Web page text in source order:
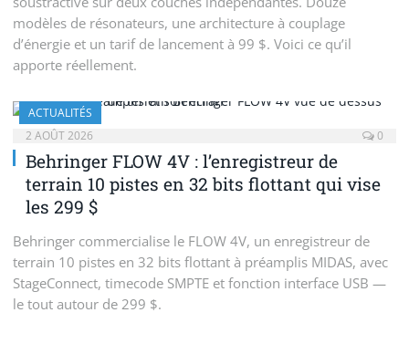
modèles de résonateurs, une architecture à couplage
d’énergie et un tarif de lancement à 99 $. Voici ce qu’il
apporte réellement.
ACTUALITÉS
2 AOÛT 2026
0
Behringer FLOW 4V : l’enregistreur de
terrain 10 pistes en 32 bits flottant qui vise
les 299 $
Behringer commercialise le FLOW 4V, un enregistreur de
terrain 10 pistes en 32 bits flottant à préamplis MIDAS, avec
StageConnect, timecode SMPTE et fonction interface USB —
le tout autour de 299 $.